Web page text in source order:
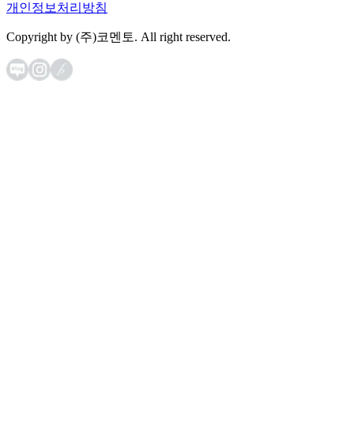
개인정보처리방침
Copyright by (주)코멘토. All right reserved.